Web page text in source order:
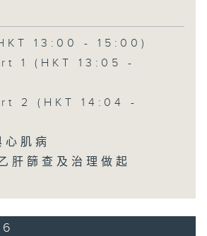
13:00 - 15:00)
1 (HKT 13:05 -
2 (HKT 14:04 -
心肌病
肝篩查及治理做起